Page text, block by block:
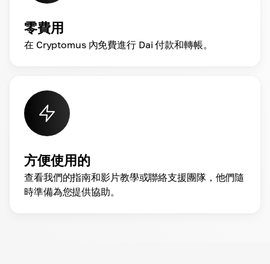
零費用
在 Cryptomus 內免費進行 Dai 付款和轉帳。
方便使用的
查看我們的指南和影片教學或聯絡支援團隊，他們隨
時準備為您提供協助。